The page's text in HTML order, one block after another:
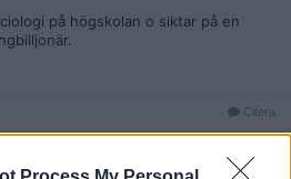
på högskolan o siktar på en
Citera
Reg: Nov 2008